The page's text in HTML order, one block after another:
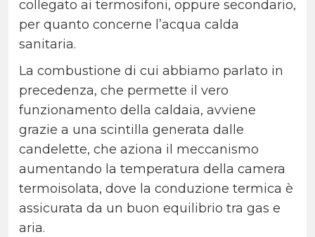
collegato ai termosifoni, oppure secondario,
per quanto concerne l’acqua calda
sanitaria.
La combustione di cui abbiamo parlato in
precedenza, che permette il vero
funzionamento della caldaia, avviene
grazie a una scintilla generata dalle
candelette, che aziona il meccanismo
aumentando la temperatura della camera
termoisolata, dove la conduzione termica è
assicurata da un buon equilibrio tra gas e
aria.